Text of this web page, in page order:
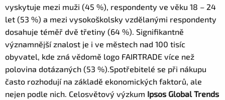
vyskytuje mezi muži (45 %), respondenty ve věku 18 – 24
let (53 %) a mezi vysokoškolsky vzdělanými respondenty
dosahuje téměř dvě třetiny (64 %). Signifikantně
významnější znalost je i ve městech nad 100 tisíc
obyvatel, kde zná vědomě logo FAIRTRADE více než
polovina dotázaných (53 %).Spotřebitelé se při nákupu
často rozhodují na základě ekonomických faktorů, ale
nejen podle nich. Celosvětový výzkum Ipsos Global Trends